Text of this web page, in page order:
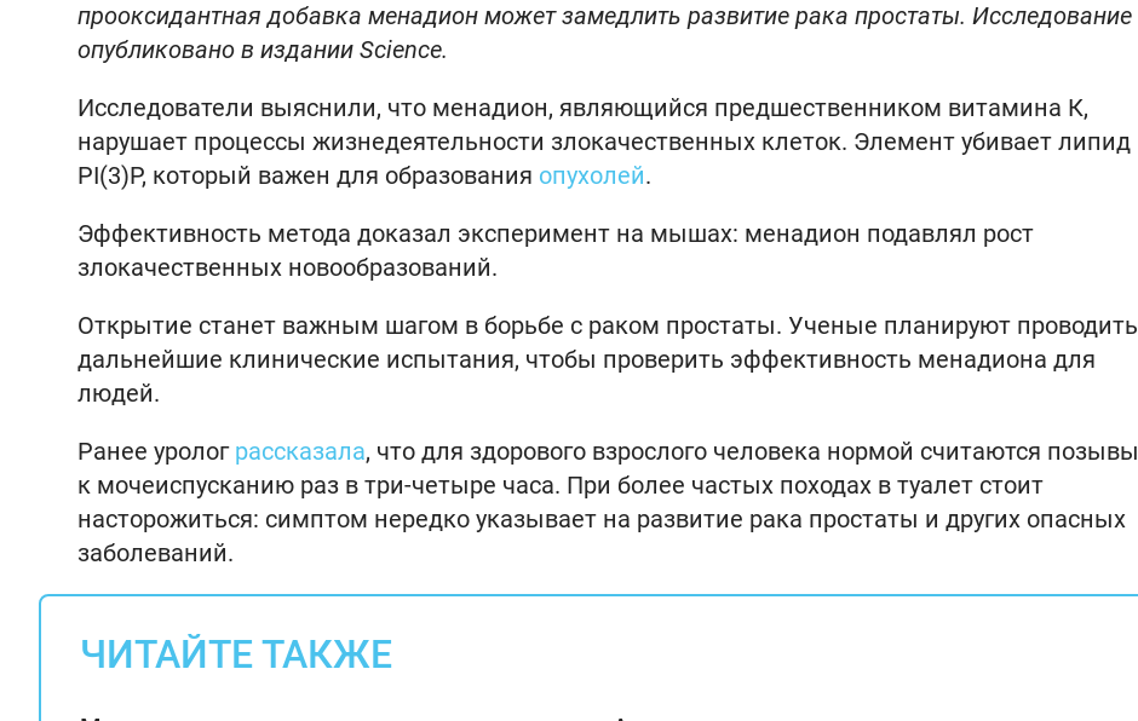
прооксидантная добавка менадион может замедлить развитие рака простаты. Исследование
опубликовано в издании Science.
Исследователи выяснили, что менадион, являющийся предшественником витамина К,
нарушает процессы жизнедеятельности злокачественных клеток. Элемент убивает липид
PI(3)P, который важен для образования опухолей.
Эффективность метода доказал эксперимент на мышах: менадион подавлял рост
злокачественных новообразований.
Открытие станет важным шагом в борьбе с раком простаты. Ученые планируют проводить
дальнейшие клинические испытания, чтобы проверить эффективность менадиона для
людей.
Ранее уролог рассказала, что для здорового взрослого человека нормой считаются позывы
к мочеиспусканию раз в три-четыре часа. При более частых походах в туалет стоит
насторожиться: симптом нередко указывает на развитие рака простаты и других опасных
заболеваний.
ЧИТАЙТЕ ТАКЖЕ